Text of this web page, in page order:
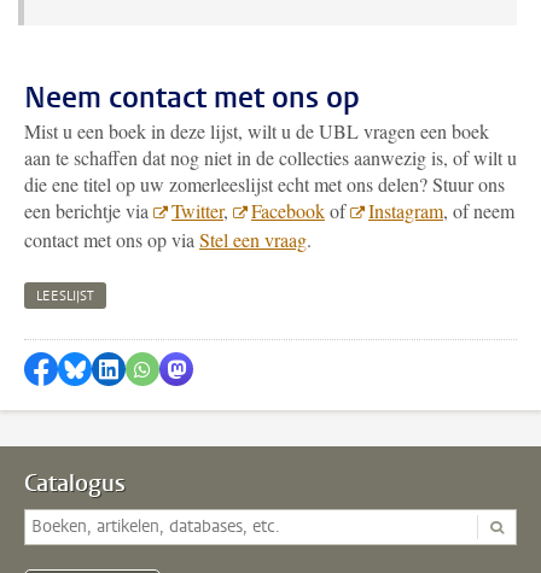
Neem contact met ons op
Mist u een boek in deze lijst, wilt u de UBL vragen een boek
aan te schaffen dat nog niet in de collecties aanwezig is, of wilt u
die ene titel op uw zomerleeslijst echt met ons delen? Stuur ons
een berichtje via
Twitter, Facebookof Instagram, of neem
contact met ons op viaStel een vraag.
LEESLIJST
Delen op Facebook
Delen via Bluesky
Delen op LinkedIn
Delen via WhatsApp
Delen via Mastodon
Catalogus